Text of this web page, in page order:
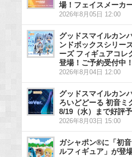
場！フェイスメーカ
2026年8月05日 12:00
グッドスマイルカン
ンドボックスシリー
ーズ フィギュアコレ
登場！ご予約受付中！
2026年8月04日 12:00
グッドスマイルカン
ろいどどーる 初音ミ
8/19（水）まで好評
2026年8月03日 15:00
ガシャポン®に「初
ルフィギュア」が登